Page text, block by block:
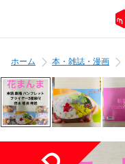
ホーム 本・雑誌・漫画